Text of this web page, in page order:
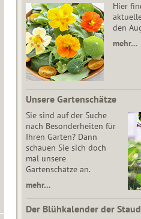
Hier
den
mehr…
Unsere Gartenschätze
Sie sind auf der Suche
nach Besonderheiten für
Ihren Garten? Dann
schauen Sie sich doch
mal unsere
Gartenschätze an.
mehr…
Der Blühkalender der